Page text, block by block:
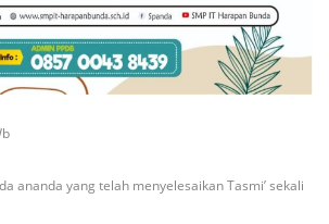
ananda yang telah menyelesaikan Tasmi’ sekali